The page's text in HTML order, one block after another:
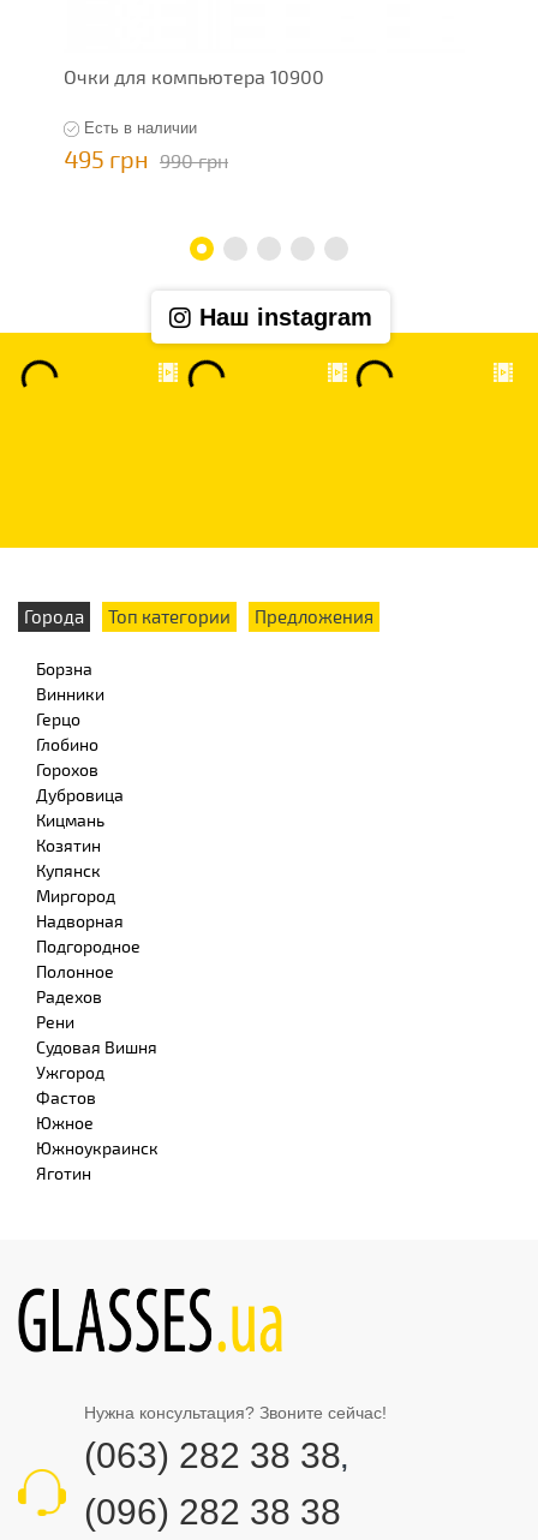
Очки для компьютера 10900
Есть в наличии
495 грн 990 грн
Наш instagram
Города Топ категории Предложения
Борзна
Винники
Герцо
Глобино
Горохов
Дубровица
Кицмань
Козятин
Купянск
Миргород
Надворная
Подгородное
Полонное
Радехов
Рени
Судовая Вишня
Ужгород
Фастов
Южное
Южноукраинск
Яготин
Нужна консультация? Звоните сейчас!
(063) 282 38 38,
(096) 282 38 38